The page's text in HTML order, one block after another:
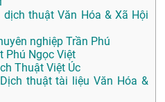
thuật Văn Hóa & Xã Hội
nghiệp Trần Phú
Phú Ngọc Việt
Thuật Việt Úc
thuật tài liệu Văn Hóa &